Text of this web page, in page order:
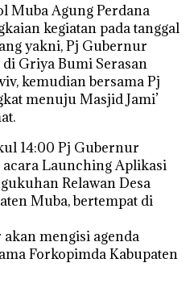
Muba Agung Perdana
kegiatan pada tanggal
yakni, Pj Gubernur
Griya Bumi Serasan
kemudian bersama Pj
menuju Masjid Jami’
14:00 Pj Gubernur
Launching Aplikasi
Relawan Desa
Muba, bertempat di
mengisi agenda
Forkopimda Kabupaten